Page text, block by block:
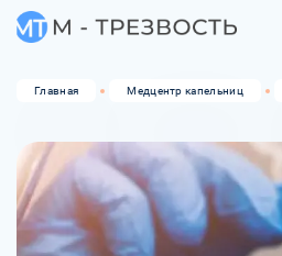
Главная Медцентр капельниц